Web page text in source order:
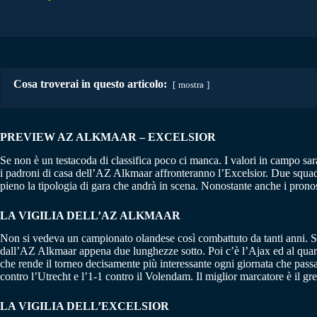
Cosa troverai in questo articolo: mostra
PREVIEW AZ ALKMAAR – EXCELSIOR
Se non è un testacoda di classifica poco ci manca. I valori in campo
i padroni di casa dell’AZ Alkmaar affronteranno l’Excelsior. Due
pieno la tipologia di gara che andrà in scena. Nonostante anche i
LA VIGILIA DELL’AZ ALKMAAR
Non si vedeva un campionato olandese così combattuto da tanti
dall’AZ Alkmaar appena due lunghezze sotto. Poi c’è l’Ajax ed al
che rende il torneo decisamente più interessante ogni giornata che
contro l’Utrecht e l’1-1 contro il Volendam. Il miglior marcatore è il
LA VIGILIA DELL’EXCELSIOR